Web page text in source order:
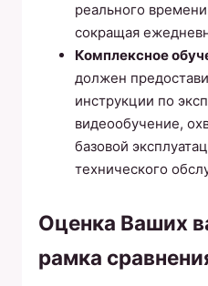
реального
сокращая
Комплексное
должен
инструкции по
видеообучение,
базовой
технического
Оценка Ваших
рамка